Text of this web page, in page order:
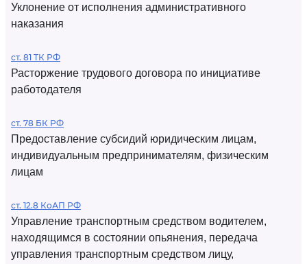
Уклонение от исполнения административного
наказания
ст. 81 ТК РФ
Расторжение трудового договора по инициативе
работодателя
ст. 78 БК РФ
Предоставление субсидий юридическим лицам,
индивидуальным предпринимателям, физическим
лицам
ст. 12.8 КоАП РФ
Управление транспортным средством водителем,
находящимся в состоянии опьянения, передача
управления транспортным средством лицу,